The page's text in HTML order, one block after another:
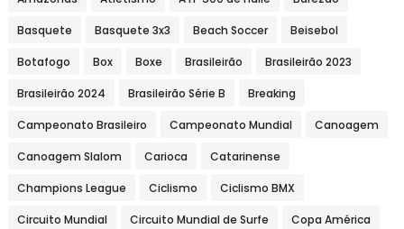
Basquete Basquete 3x3 Beach Soccer Beisebol
Botafogo Box Boxe Brasileirão Brasileirão 2023
Brasileirão 2024 Brasileirão Série B Breaking
Campeonato Brasileiro Campeonato Mundial Canoagem
Canoagem Slalom Carioca Catarinense
Champions League Ciclismo Ciclismo BMX
Circuito Mundial Circuito Mundial de Surfe Copa América